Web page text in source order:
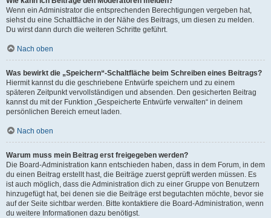
Wenn ein Administrator die entsprechenden Berechtigungen vergeben hat,
siehst du eine Schaltfläche in der Nähe des Beitrags, um diesen zu melden.
Du wirst dann durch die weiteren Schritte geführt.
Nach oben
Was bewirkt die „Speichern“-Schaltfläche beim Schreiben eines Beitrags?
Hiermit kannst du die geschriebene Entwürfe speichern und zu einem
späteren Zeitpunkt vervollständigen und absenden. Den gesicherten Beitrag
kannst du mit der Funktion „Gespeicherte Entwürfe verwalten“ in deinem
persönlichen Bereich erneut laden.
Nach oben
Warum muss mein Beitrag erst freigegeben werden?
Die Board-Administration kann entschieden haben, dass in dem Forum, in dem
du einen Beitrag erstellt hast, die Beiträge zuerst geprüft werden müssen. Es
ist auch möglich, dass die Administration dich zu einer Gruppe von Benutzern
hinzugefügt hat, bei denen sie die Beiträge erst begutachten möchte, bevor sie
auf der Seite sichtbar werden. Bitte kontaktiere die Board-Administration, wenn
du weitere Informationen dazu benötigst.